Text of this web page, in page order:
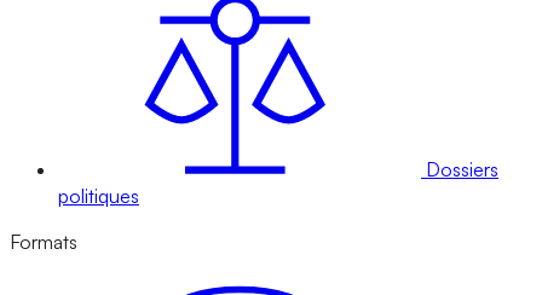
Dossiers
politiques
Formats